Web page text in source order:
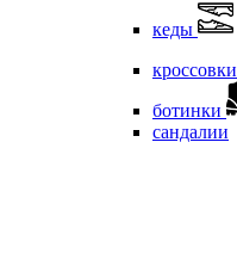
кеды
кроссовки
ботинки
сандалии